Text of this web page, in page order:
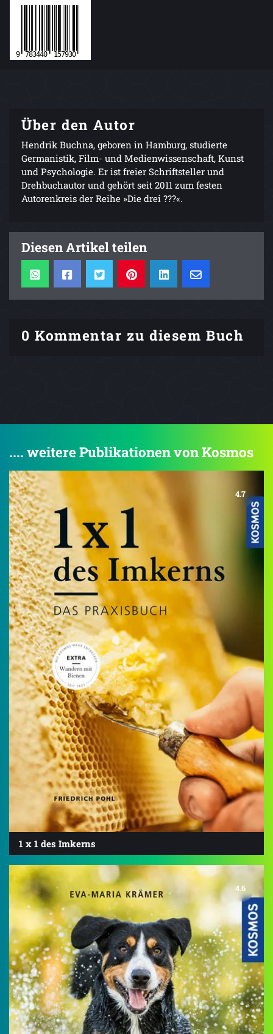
Über den Autor
Hendrik Buchna, geboren in Hamburg, studierte
Germanistik, Film- und Medienwissenschaft, Kunst
und Psychologie. Er ist freier Schriftsteller und
Drehbuchautor und gehört seit 2011 zum festen
Autorenkreis der Reihe »Die drei ???«.
Diesen Artikel teilen
0 Kommentar zu diesem Buch
.... weitere Publikationen von Kosmos
4.7
1 x 1 des Imkerns
4.6